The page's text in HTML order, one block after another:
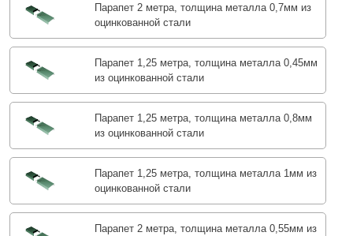
Парапет 2 метра, толщина металла 0,7мм из
оцинкованной стали
Парапет 1,25 метра, толщина металла 0,45мм
из оцинкованной стали
Парапет 1,25 метра, толщина металла 0,8мм
из оцинкованной стали
Парапет 1,25 метра, толщина металла 1мм из
оцинкованной стали
Парапет 2 метра, толщина металла 0,55мм из